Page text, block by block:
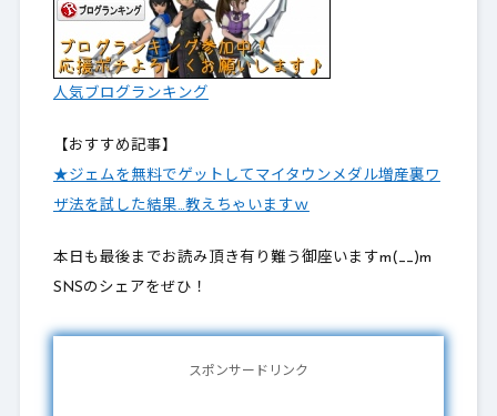
人気ブログランキング
【おすすめ記事】
★ジェムを無料でゲットしてマイタウンメダル増産裏ワ
ザ法を試した結果…教えちゃいますｗ
本日も最後までお読み頂き有り難う御座いますm(__)m
SNSのシェアをぜひ！
スポンサードリンク